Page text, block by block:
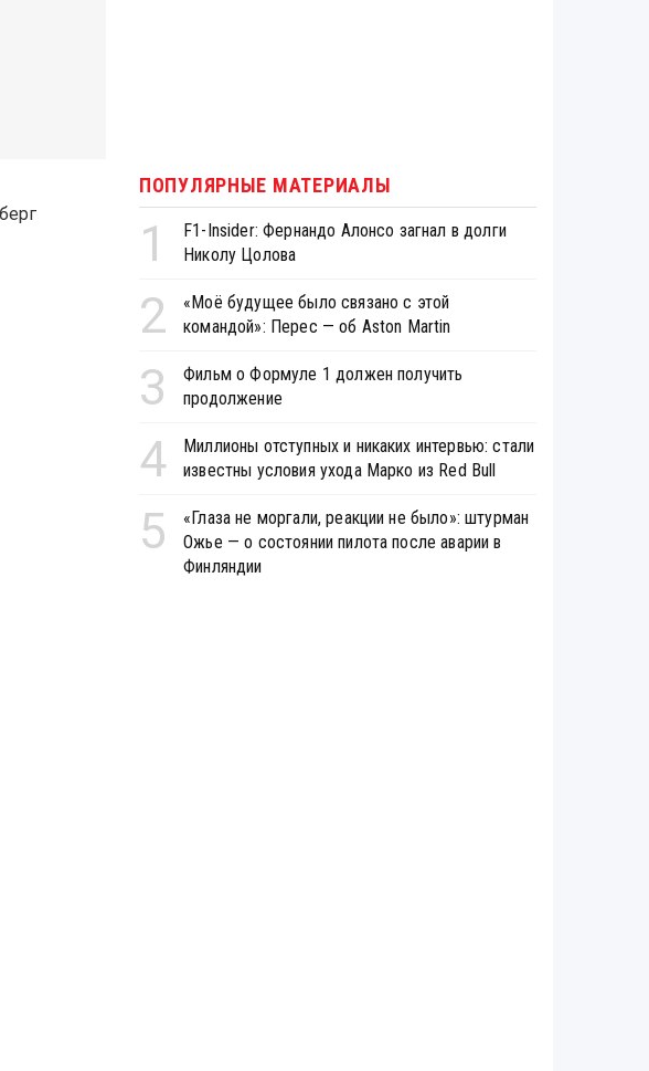
ПОПУЛЯРНЫЕ МАТЕРИАЛЫ
1
F1-Insider: Фернандо Алонсо загнал в долги
Николу Цолова
2
«Моё будущее было связано с этой
командой»: Перес — об Aston Martin
3
Фильм о Формуле 1 должен получить
продолжение
4
Миллионы отступных и никаких интервью: стали
известны условия ухода Марко из Red Bull
5
«Глаза не моргали, реакции не было»: штурман
Ожье — о состоянии пилота после аварии в
Финляндии